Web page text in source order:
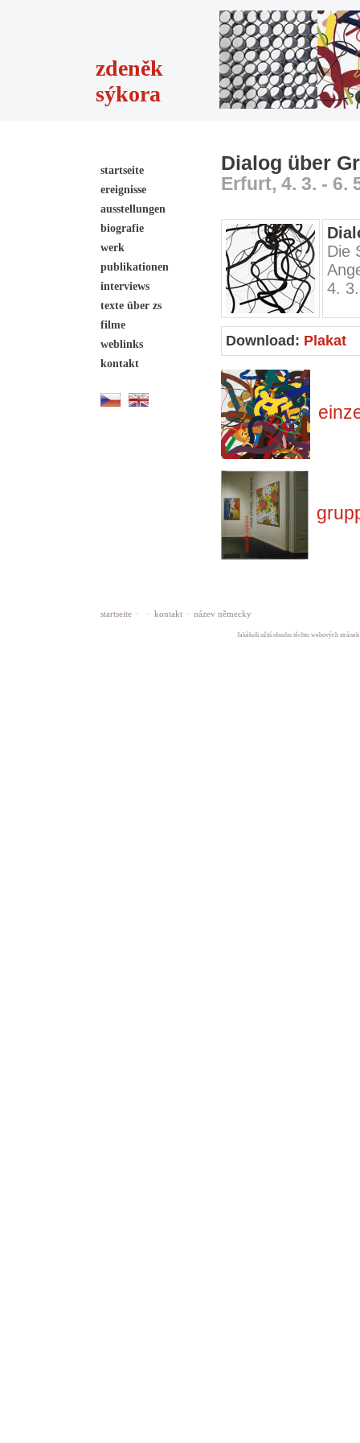
zdeněk
sýkora
startseite
ereignisse
ausstellungen
biografie
werk
publikationen
interviews
texte über zs
filme
weblinks
kontakt
Dialog über
Erfurt, 4. 3. - 6.
Die
4.
Download: Plakat
startseite · · kontakt · název německy
Jakékoli užití obsahu těchto webových